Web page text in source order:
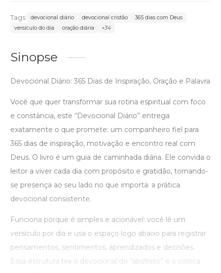
Tags: devocional diário devocional cristão
365 dias com Deus
versículo do dia
oração diária +34
Sinopse
Devocional Diário: 365 Dias de Inspiração, Oração e Palavra
Você que quer transformar sua rotina espiritual com foco
e constância, este “Devocional Diário” entrega
exatamente o que promete: um companheiro fiel para
365 dias de inspiração, motivação e encontro real com
Deus. O livro é um guia de caminhada diária. Ele convida o
leitor a viver cada dia com propósito e gratidão, tornando-
se presença ao seu lado no que importa: a prática
devocional consistente.
Funciona porque é simples e acionável: você lê um
versículo por dia e usa o espaço logo abaixo para registrar
pensamentos, sentimentos, aprendizados e decisões.
Essa estrutura tira o devocional do “abstrato” e o coloca